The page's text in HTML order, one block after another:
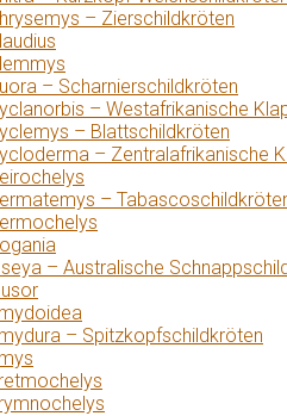
– Zierschildkröten
– Scharnierschildkröten
– Westafrikanische
– Blattschildkröten
– Zentralafrikanische
–
– Australische
– Spitzkopfschildkröten